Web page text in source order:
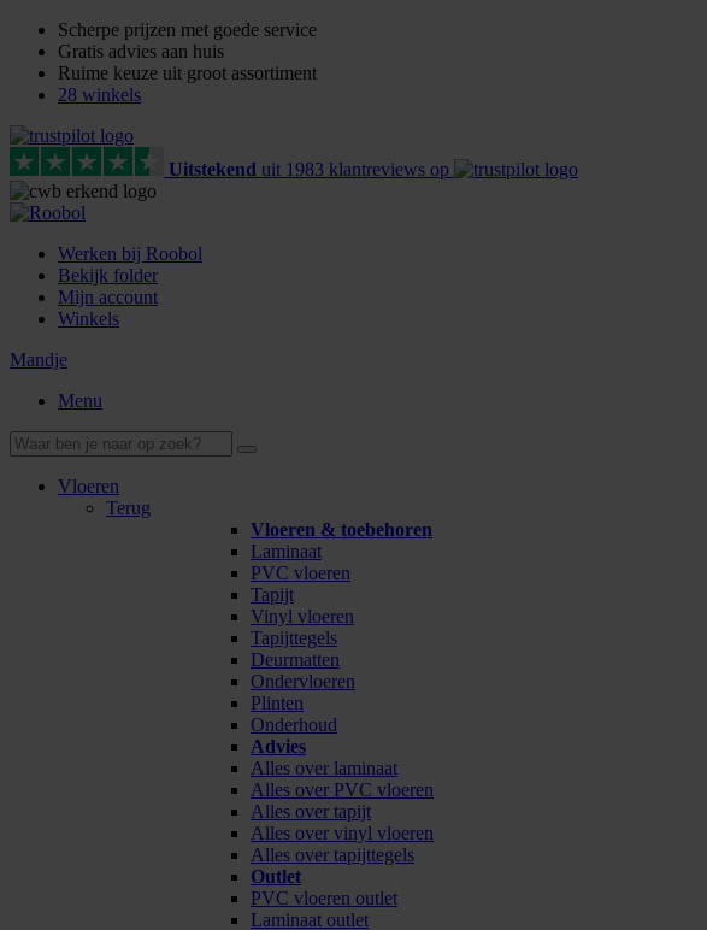
Scherpe prijzen met goede service
Gratis advies aan huis
Ruime keuze uit groot assortiment
28 winkels
Uitstekend uit 1983 klantreviews op
Werken bij Roobol
Bekijk folder
Mijn account
Winkels
Mandje
Menu
Vloeren
Terug
Vloeren & toebehoren
Laminaat
PVC vloeren
Tapijt
Vinyl vloeren
Tapijttegels
Deurmatten
Ondervloeren
Plinten
Onderhoud
Advies
Alles over laminaat
Alles over PVC vloeren
Alles over tapijt
Alles over vinyl vloeren
Alles over tapijttegels
Outlet
PVC vloeren outlet
Laminaat outlet